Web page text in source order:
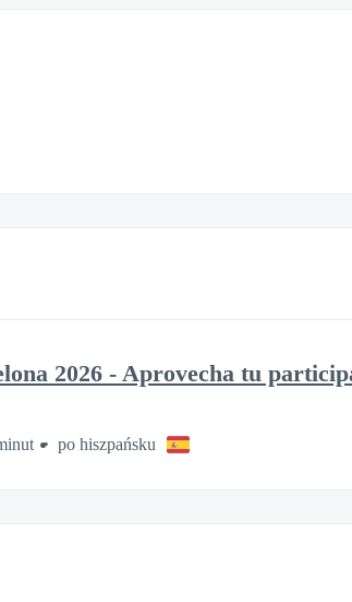
2026 - Aprovecha tu
po hiszpańsku